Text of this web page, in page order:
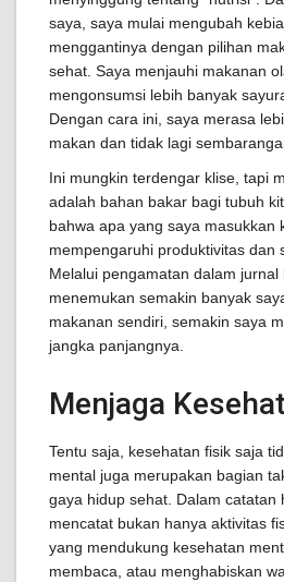
saya, saya mulai mengubah
menggantinya dengan pilihan
sehat. Saya menjauhi makanan
mengonsumsi lebih banyak
Dengan cara ini, saya merasa
makan dan tidak lagi
Ini mungkin terdengar klise, tapi
adalah bahan bakar bagi tubuh
bahwa apa yang saya masukkan
mempengaruhi produktivitas dan
Melalui pengamatan dalam
menemukan semakin banyak
makanan sendiri, semakin saya
jangka panjangnya.
Menjaga
Tentu saja, kesehatan fisik saja
mental juga merupakan bagian
gaya hidup sehat. Dalam catatan
mencatat bukan hanya aktivitas
yang mendukung kesehatan
membaca, atau menghabiskan